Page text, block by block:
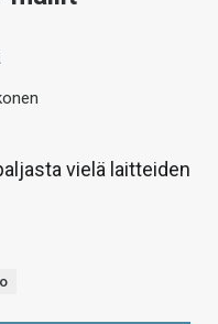
vielä laitteiden